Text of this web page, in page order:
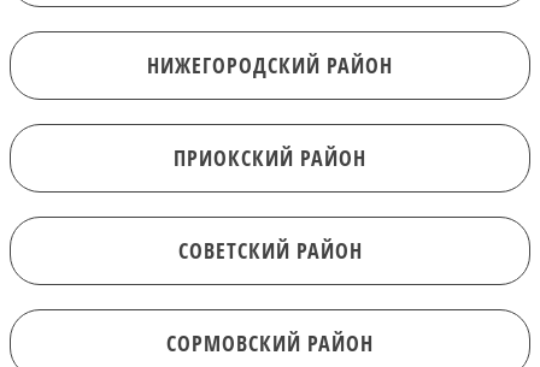
НИЖЕГОРОДСКИЙ РАЙОН
ПРИОКСКИЙ РАЙОН
СОВЕТСКИЙ РАЙОН
СОРМОВСКИЙ РАЙОН